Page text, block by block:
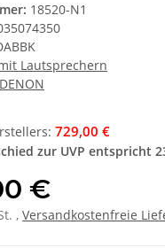
18520-N1
Lautsprechern
DENON
: 729,00 €
zur UVP entspricht
€
, Versandkostenfreie